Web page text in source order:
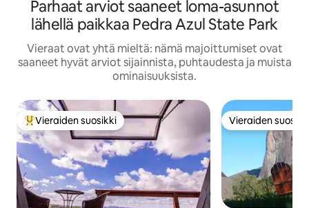
Parhaat arviot saaneet loma-asunnot
lähellä paikkaa Pedra Azul State Park
Vieraat ovat yhtä mieltä: nämä majoittumiset ovat
saaneet hyvät arviot sijainnista, puhtaudesta ja muista
ominaisuuksista.
Vieraiden suosikkien parhaimmistoa
Vieraiden suosikki Vieraiden
Vieraiden